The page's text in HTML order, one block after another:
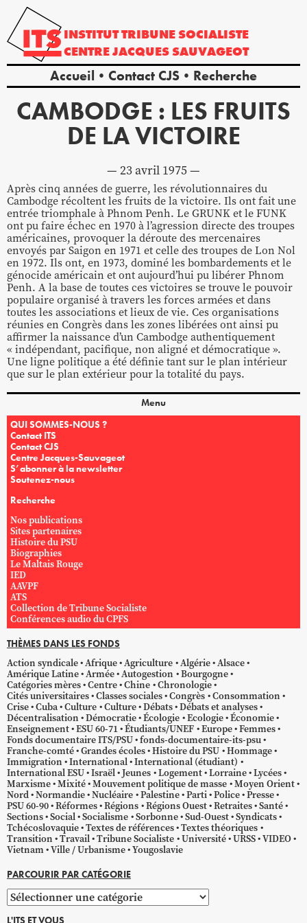
INSTITUTTRIBUNE SOCIALISTE
CENTREJACQUES SAUVAGEOT
Accueil Contact CJS Recherche
CAMBODGE : LES FRUITS
DE LA VICTOIRE
23 avril 1975
Après cinq années de guerre, les révolutionnaires du
Cambodge récoltent les fruits de la victoire. Ils ont fait une
entrée triomphale à Phnom Penh. Le GRUNK et le FUNK
ont pu faire échec en 1970 à l’agression directe des troupes
américaines, provoquer la déroute des mercenaires
envoyés par Saigon en 1971 et celle des troupes de Lon Nol
en 1972. Ils ont, en 1973, dominé les bombardements et le
génocide américain et ont aujourd’hui pu libérer Phnom
Penh. A la base de toutes ces victoires se trouve le pouvoir
populaire organisé à travers les forces armées et dans
toutes les associations et lieux de vie. Ces organisations
réunies en Congrès dans les zones libérées ont ainsi pu
affirmer la naissance d’un Cambodge authentiquement
« indépendant, pacifique, non aligné et démocratique ».
Une ligne politique a été définie tant sur le plan intérieur
que sur le plan extérieur pour la totalité du pays.
Menu
QUI SOMMES-NOUS ?
Contact ITS
Contact CJS
Centre Jacques-Sauvageot
S’abonner à la newsletter
Soutenez-nous
Recherche
Nos publications
Sites partenaires
Histoire du PSU
Biographies
Le Maltais Rouge
IED
AAVPF
ATS
Collection de Tribune Socialiste
Conférences audio du CPFS
THÈMES DANS LES FONDS
Action syndicale Afrique Agriculture Algérie Alsace
Amérique Latine Armée Autogestion
Bourgogne
Catégories mères Centre Chine Chronologie
Cités universitaires Classes sociales Congrès Consommation
Crise Cuba Culture Culture Débats Débats et analyses
Décentralisation Démocratie Écologie Ecologie Économie
Enseignement ESU 60-71 Étudiants/UNEF Europe Femmes
Fonds documentaire ITS/PSU fonds-documentaire-its-psu
Franche-comté Grandes écoles Histoire du PSU Hommage
Immigration International International (étudiant)
International ESU Israël Jeunes Logement Lorraine Lycées
Marxisme Mixité Mouvement politique de masse Moyen Orient
Nord Normandie Nucléaire Palestine Parti Police Presse
PSU 60-90 Réformes Régions Régions Ouest Retraites Santé
Sections Social Socialisme Sorbonne Sud-Ouest Syndicats
Tchécoslovaquie Textes de références Textes théoriques
Transition Travail Tribune Socialiste Université URSS VIDEO
Vietnam Ville / Urbanisme Yougoslavie
PARCOURIR PAR CATÉGORIE
Parcourir
par
L'ITS ET VOUS